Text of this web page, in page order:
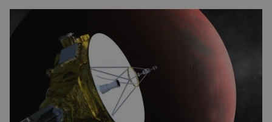
generování obrázků nebo automatizaci práce,
bezpečnostní experti upozorňují na mnohem
méně nápadné riziko. Podle některých
odborníků by už během příštích dvou let mohly
pokročilé systémy AI výrazně usnadnit
kybernetické útoky […]